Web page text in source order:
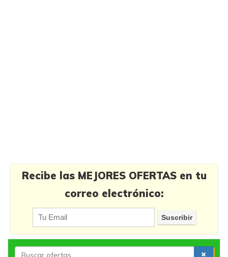
Recibe las MEJORES OFERTAS en tu
correo electrónico: